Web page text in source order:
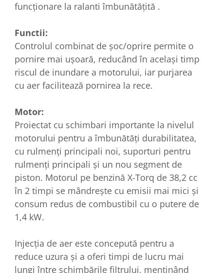
funcționare la ralanti îmbunătățită .
Functii:
Controlul combinat de șoc/oprire permite o
pornire mai ușoară, reducând în același timp
riscul de inundare a motorului, iar purjarea
cu aer facilitează pornirea la rece.
Motor:
Proiectat cu schimbari importante la nivelul
motorului pentru a îmbunătăți durabilitatea,
cu rulmenți principali noi, suporturi pentru
rulmenți principali și un nou segment de
piston. Motorul pe benzină X-Torq de 38,2 cc
în 2 timpi se mândrește cu emisii mai mici și
consum redus de combustibil cu o putere de
1,4 kW.
Injecția de aer este concepută pentru a
reduce uzura și a oferi timpi de lucru mai
lungi între schimbările filtrului, menținând